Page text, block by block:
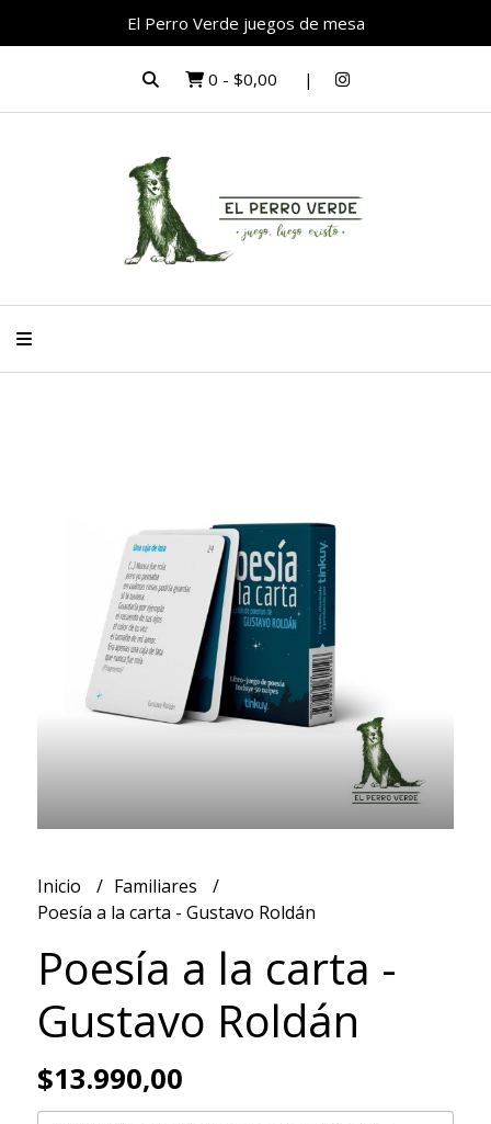
El Perro Verde juegos de mesa
0 - $0,00
Inicio
Familiares
Poesía a la carta - Gustavo Roldán
Poesía a la carta -
Gustavo Roldán
$13.990,00